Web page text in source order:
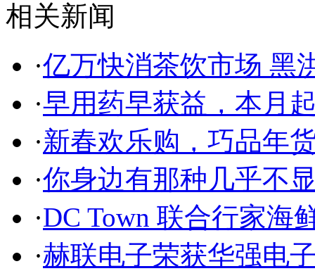
相关新闻
·亿万快消茶饮市场 黑
·早用药早获益，本月
·新春欢乐购，巧品年
·你身边有那种几乎不
·DC Town 联合行家海
·赫联电子荣获华强电